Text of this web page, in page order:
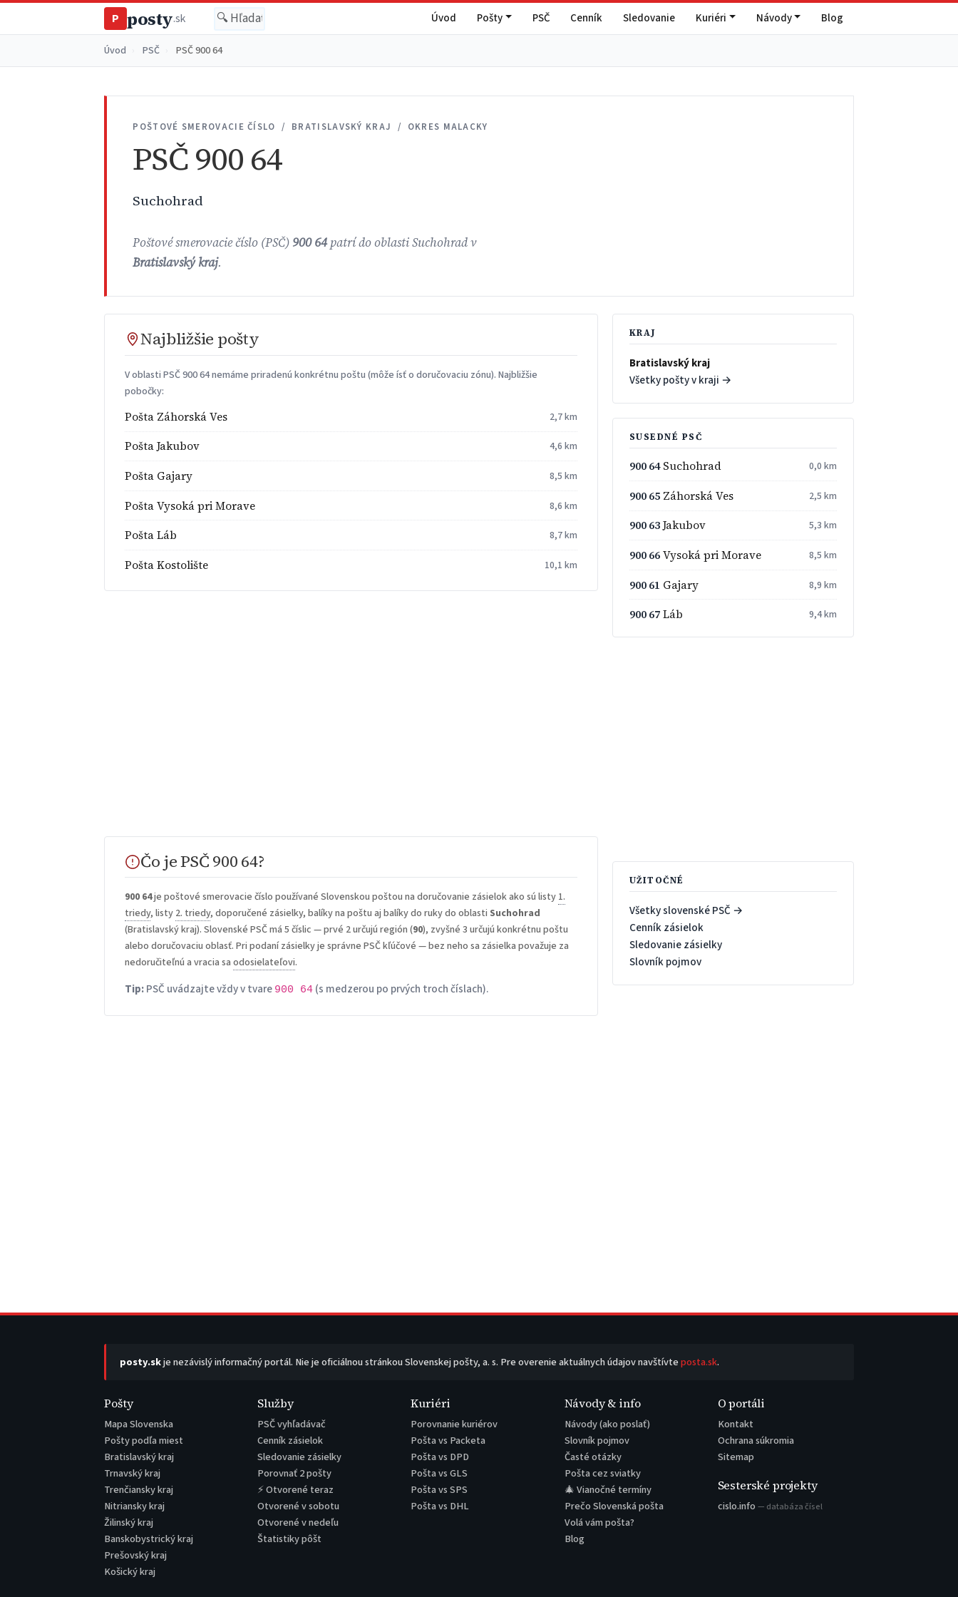
P posty.sk Úvod Pošty PSČ Cenník Sledovanie Kuriéri Návody Blog
Úvod PSČ PSČ 900 64
POŠTOVÉ SMEROVACIE ČÍSLO / BRATISLAVSKÝ KRAJ / OKRES MALACKY
PSČ 900 64
Suchohrad
Poštové smerovacie číslo (PSČ) 900 64patrí do oblasti Suchohrad v
Bratislavský kraj.
Najbližšie pošty
V oblasti PSČ 900 64 nemáme priradenú konkrétnu poštu (môže ísť o doručovaciu zónu). Najbližšie
pobočky:
Pošta Záhorská Ves 2,7 km
Pošta Jakubov 4,6 km
Pošta Gajary 8,5 km
Pošta Vysoká pri Morave 8,6 km
Pošta Láb 8,7 km
Pošta Kostolište 10,1 km
Čo je PSČ 900 64?
900 64je poštové smerovacie číslo používané Slovenskou poštou na doručovanie zásielok ako sú listy 1.
triedy, listy 2. triedy, doporučené zásielky, balíky na poštu aj balíky do ruky do oblasti Suchohrad
(Bratislavský kraj). Slovenské PSČ má 5 číslic — prvé 2 určujú región (90), zvyšné 3 určujú konkrétnu poštu
alebo doručovaciu oblasť. Pri podaní zásielky je správne PSČ kľúčové — bez neho sa zásielka považuje za
nedoručiteľnú a vracia saodosielateľovi.
Tip:PSČ uvádzajte vždy v tvare 900 64 (s medzerou po prvých troch číslach).
KRAJ
Bratislavský kraj
Všetky pošty v kraji →
SUSEDNÉ PSČ
900 64Suchohrad 0,0 km
900 65Záhorská Ves 2,5 km
900 63Jakubov 5,3 km
900 66Vysoká pri Morave 8,5 km
900 61 Gajary 8,9 km
900 67Láb 9,4 km
UŽITOČNÉ
Všetky slovenské PSČ →
Cenník zásielok
Sledovanie zásielky
Slovník pojmov
posty.skje nezávislý informačný portál. Nie je oficiálnou stránkou Slovenskej pošty, a. s. Pre overenie aktuálnych údajov navštívteposta.sk.
Pošty
Mapa Slovenska
Pošty podľa miest
Bratislavský kraj
Trnavský kraj
Trenčiansky kraj
Nitriansky kraj
Žilinský kraj
Banskobystrický kraj
Prešovský kraj
Košický kraj
Služby
PSČ vyhľadávač
Cenník zásielok
Sledovanie zásielky
Porovnať 2 pošty
⚡ Otvorené teraz
Otvorené v sobotu
Otvorené v nedeľu
Štatistiky pôšt
Kuriéri
Porovnanie kuriérov
Pošta vs Packeta
Pošta vs DPD
Pošta vs GLS
Pošta vs SPS
Pošta vs DHL
Návody & info
Návody (ako poslať)
Slovník pojmov
Časté otázky
Pošta cez sviatky
🎄 Vianočné termíny
Prečo Slovenská pošta
Volá vám pošta?
Blog
O portáli
Kontakt
Ochrana súkromia
Sitemap
Sesterské projekty
cislo.info — databáza čísel